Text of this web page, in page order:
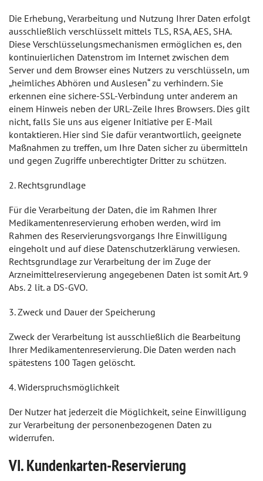
Die Erhebung, Verarbeitung und Nutzung Ihrer Daten erfolgt
ausschließlich verschlüsselt mittels TLS, RSA, AES, SHA.
Diese Verschlüsselungsmechanismen ermöglichen es, den
kontinuierlichen Datenstrom im Internet zwischen dem
Server und dem Browser eines Nutzers zu verschlüsseln, um
„heimliches Abhören und Auslesen“ zu verhindern. Sie
erkennen eine sichere-SSL-Verbindung unter anderem an
einem Hinweis neben der URL-Zeile Ihres Browsers. Dies gilt
nicht, falls Sie uns aus eigener Initiative per E-Mail
kontaktieren. Hier sind Sie dafür verantwortlich, geeignete
Maßnahmen zu treffen, um Ihre Daten sicher zu übermitteln
und gegen Zugriffe unberechtigter Dritter zu schützen.
2. Rechtsgrundlage
Für die Verarbeitung der Daten, die im Rahmen Ihrer
Medikamentenreservierung erhoben werden, wird im
Rahmen des Reservierungsvorgangs Ihre Einwilligung
eingeholt und auf diese Datenschutzerklärung verwiesen.
Rechtsgrundlage zur Verarbeitung der im Zuge der
Arzneimittelreservierung angegebenen Daten ist somit Art. 9
Abs. 2 lit. a DS-GVO.
3. Zweck und Dauer der Speicherung
Zweck der Verarbeitung ist ausschließlich die Bearbeitung
Ihrer Medikamentenreservierung. Die Daten werden nach
spätestens 100 Tagen gelöscht.
4. Widerspruchsmöglichkeit
Der Nutzer hat jederzeit die Möglichkeit, seine Einwilligung
zur Verarbeitung der personenbezogenen Daten zu
widerrufen.
VI. Kundenkarten-Reservierung